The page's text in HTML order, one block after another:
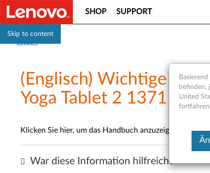
Skip to content
SHOP SUPPORT
(Englisch) Wichtige
Yoga Tablet 2 1371
Klicken Sie hier, um das Handbuch anzuzeigen oder
War diese Information hilfreich?
befinden,
United